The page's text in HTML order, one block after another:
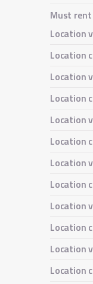
Must rent
Location
Location
Location
Location
Location
Location
Location
Location
Location
Location
Location
Location